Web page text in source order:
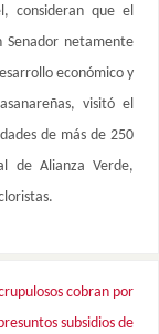
consideran que el
netamente
económico y
visitó el
de más de 250
de Alianza Verde,
cobran por
subsidios de